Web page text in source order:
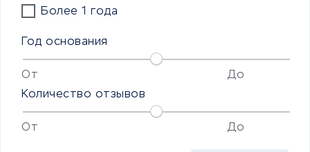
Более 1 года
Год основания
От
До
Количество отзывов
От До